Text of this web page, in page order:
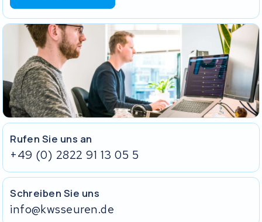
Das Einlegeformular, ausgedruckt und mitgeschickt. Ohne
dieses Formular können wir deine Sendung nicht korrekt
zuordnen und die Bearbeitung dauert länger.
Den Akku selbst.
Das passende Ladegerät.
Hat dein Akku ein Schloss? Schicke den Schlüssel in einem
verschlossenen Umschlag mit. Klebe den Schlüssel nicht außen
am Akku fest.
Ohne Ladegerät und Schlüssel können wir deinen Akku nicht
vollständig testen.
Rufen Sie uns an
+49 (0) 2822 91 13 05 5
Schreiben Sie uns
info@kwsseuren.de